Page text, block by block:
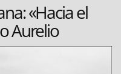
«Hacia el
Aurelio